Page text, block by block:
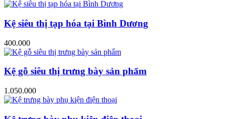
Kệ siêu thị tạp hóa tại Bình Dương
400.000
Kệ gỗ siêu thị trưng bày sản phẩm
1.050.000